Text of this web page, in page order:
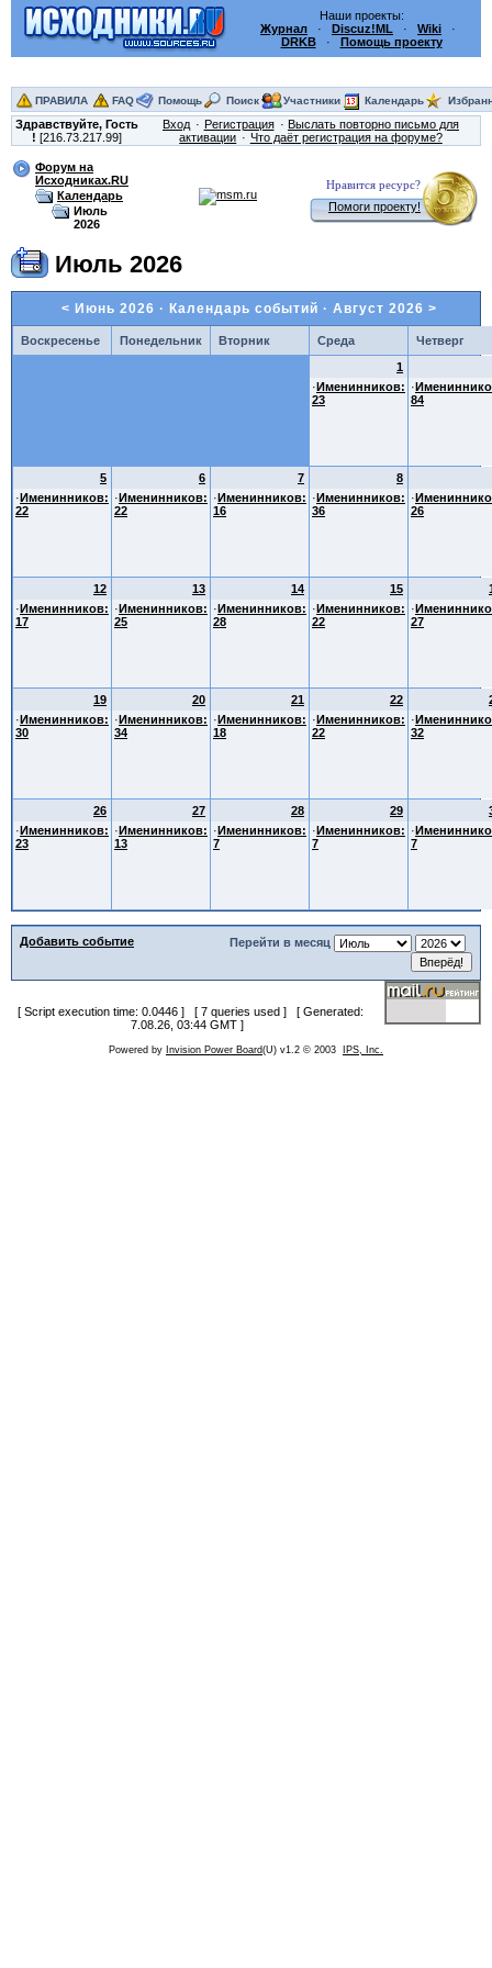
Наши проекты:
Журнал · Discuz!ML · Wiki ·
DRKB· Помощь проекту
ПРАВИЛА FAQ Помощь Поиск Участники Календарь
Здравствуйте, Гость
! [216.73.217.99]
Вход Регистрация
Выслать повторно письмо для
активации
Что даёт регистрация на форуме?
Форум на
Исходниках.RU
Календарь
Июль
2026
Нравится ресурс?
Помоги проекту!
Июль 2026
< Июнь 2026 · Календарь событий · Август 2026 >
Воскресенье Понедельник Вторник Среда
Четверг
1
·Именинников:
23
·
84
5
·Именинников:
22
6
·Именинников:
22
7
·Именинников:
16
8
·Именинников:
36
·
26
12
·Именинников:
17
13
·Именинников:
25
14
·Именинников:
28
15
·Именинников:
22
·
27
19
·Именинников:
30
20
·Именинников:
34
21
·Именинников:
18
22
·Именинников:
22
·
32
26
·Именинников:
23
27
·Именинников:
13
28
·Именинников:
7
29
·Именинников:
7
·
7
Добавить событие Перейти в месяц
[ Script execution time: 0.0446 ] [ 7 queries used ] [ Generated:
7.08.26, 03:44 GMT ]
Powered by Invision Power Board(U) v1.2 © 2003 IPS, Inc.